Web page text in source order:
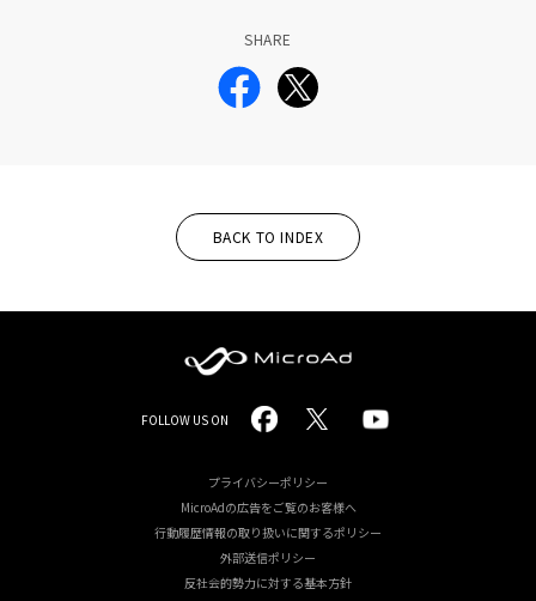
SHARE
BACK TO INDEX
MicroAd
-
Redesigning
the
Future
FOLLOW US ON
プライバシーポリシー
MicroAdの広告をご覧のお客様へ
行動履歴情報の取り扱いに関するポリシー
外部送信ポリシー
反社会的勢力に対する基本方針